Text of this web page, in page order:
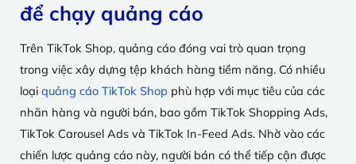
để chạy quảng cáo
Trên TikTok Shop, quảng cáo đóng vai trò quan trọng
trong việc xây dựng tệp khách hàng tiềm năng. Có nhiều
loại quảng cáo TikTok Shop phù hợp với mục tiêu của các
nhãn hàng và người bán, bao gồm TikTok Shopping Ads,
TikTok Carousel Ads và TikTok In-Feed Ads. Nhờ vào các
chiến lược quảng cáo này, người bán có thể tiếp cận được